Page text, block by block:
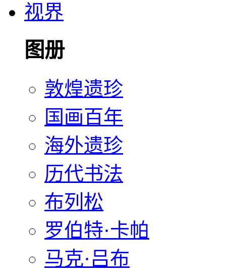
视界
图册
敦煌遗珍
国画百年
海外遗珍
历代书法
布列松
罗伯特·卡帕
马克·吕布